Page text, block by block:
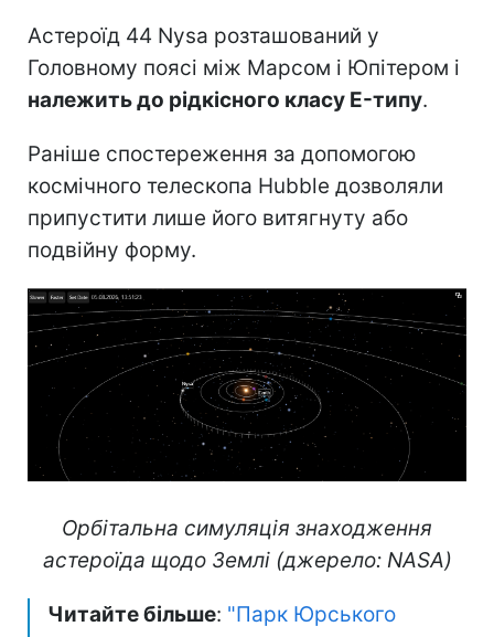
Астероїд 44 Nysa розташований у
Головному поясі між Марсом і Юпітером і
належить до рідкісного класу E-типу.
Раніше спостереження за допомогою
космічного телескопа Hubble дозволяли
припустити лише його витягнуту або
подвійну форму.
Орбітальна симуляція знаходження
астероїда щодо Землі (джерело: NASA)
Читайте більше: "Парк Юрського